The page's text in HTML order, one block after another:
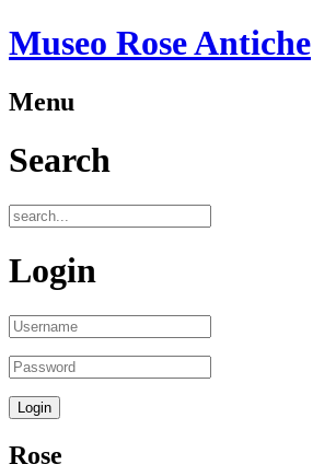
Museo Rose Antiche
Menu
Search
Login
Rose